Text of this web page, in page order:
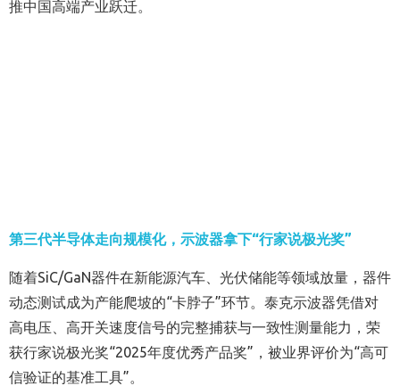
推中国高端产业跃迁。
第三代半导体走向规模化， 示波器拿下“行家说极光奖”
随着SiC/GaN器件在新能源汽车、光伏储能等领域放量，器件
动态测试成为产能爬坡的“卡脖子”环节。泰克示波器凭借对
高电压、高开关速度信号的完整捕获与一致性测量能力，荣
获行家说极光奖“2025年度优秀产品奖”，被业界评价为“高可
信验证的基准工具”。